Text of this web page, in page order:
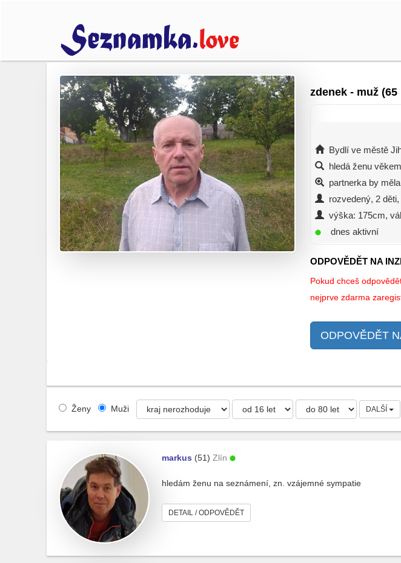
zdenek - muž (65
Bydlí ve městě
hledá ženu
partnerka by
rozvedený, 2
výška: 175cm,
dnes aktivní
ODPOVĚDĚT NA
Pokud chceš
nejprve zdarma
ODPOVĚDĚT
Ženy Muži DALŠÍ
markus (51) Zlín
hledám ženu na seznámení, zn. vzájemné sympatie
DETAIL / ODPOVĚDĚT